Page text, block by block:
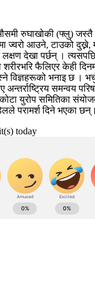
रुघाखोकी (फ्लु)
ज्वरो आउने, टाउको दुख्ने,
देखा पर्छन् ।
फैलिएर केही
विज्ञहरूको भनाइ छ ।
समन्वय
युरोप समितिका
परामर्श दिने भएका छन्।
today